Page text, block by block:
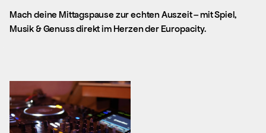
Mach deine Mittagspause zur echten Auszeit – mit Spiel,
Musik & Genuss direkt im Herzen der Europacity.